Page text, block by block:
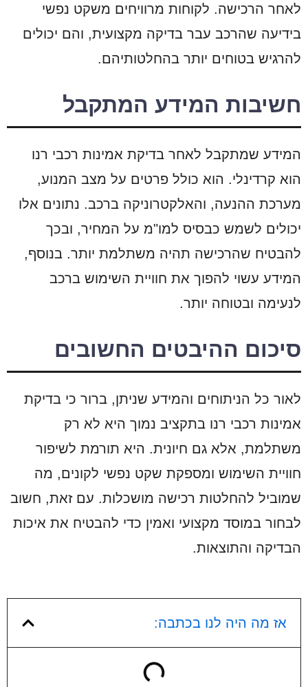
לאחר הרכישה. לקוחות מרוויחים משקט נפשי
בידיעה שהרכב עבר בדיקה מקצועית, והם יכולים
להרגיש בטוחים יותר בהחלטותיהם.
חשיבות המידע המתקבל
המידע שמתקבל לאחר בדיקת אמינות רכבי רנו
הוא קרדינלי. הוא כולל פרטים על מצב המנוע,
מערכת ההנעה, והאלקטרוניקה ברכב. נתונים אלו
יכולים לשמש כבסיס למו"מ על המחיר, ובכך
להבטיח שהרכישה תהיה משתלמת יותר. בנוסף,
המידע עשוי להפוך את חוויית השימוש ברכב
לנעימה ובטוחה יותר.
סיכום ההיבטים החשובים
לאור כל הניתוחים והמידע שניתן, ברור כי בדיקת
אמינות רכבי רנו בתקציב נמוך היא לא רק
משתלמת, אלא גם חיונית. היא תורמת לשיפור
חוויית השימוש ומספקת שקט נפשי לקונים, מה
שמוביל להחלטות רכישה מושכלות. עם זאת, חשוב
לבחור במוסד מקצועי ואמין כדי להבטיח את איכות
הבדיקה והתוצאות.
אז מה היה לנו בכתבה: